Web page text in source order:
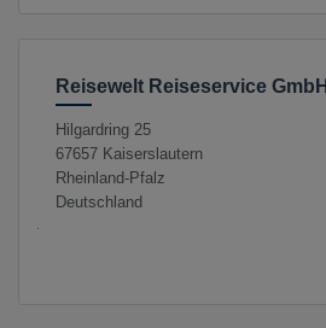
Reisewelt Reiseservice GmbH
Hilgardring 25
67657 Kaiserslautern
Rheinland-Pfalz
Deutschland